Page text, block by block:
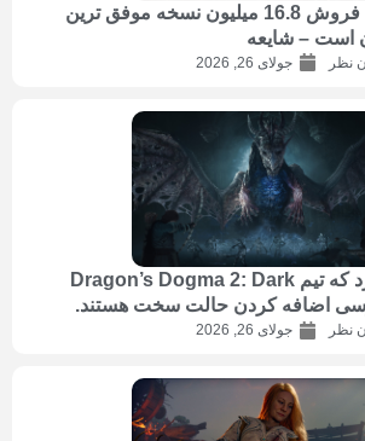
Resident Evil 4 با فروش 16.8 میلیون نسخه موفق ترین
است – شایعه
نظر جولای 26, 2026
Transmog تایید کرد که تیم Dragon’s Dogma 2: Dark
نظر جولای 26, 2026